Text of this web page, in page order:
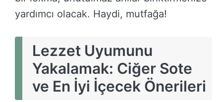
yardımcı olacak. Haydi, mutfağa!
Lezzet Uyumunu
Yakalamak: Ciğer Sote
ve En İyi İçecek Önerileri